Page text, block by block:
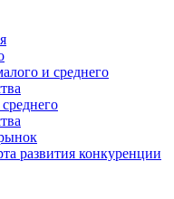
и среднего
развития конкуренции